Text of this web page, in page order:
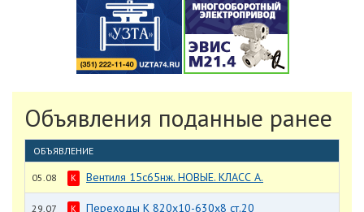
Объявления поданные ранее
ОБЪЯВЛЕНИЕ
05.08 К Вентиля 15с65нж. НОВЫЕ. КЛАСС А.
29.07 К Переходы К 820х10-630х8 ст.20